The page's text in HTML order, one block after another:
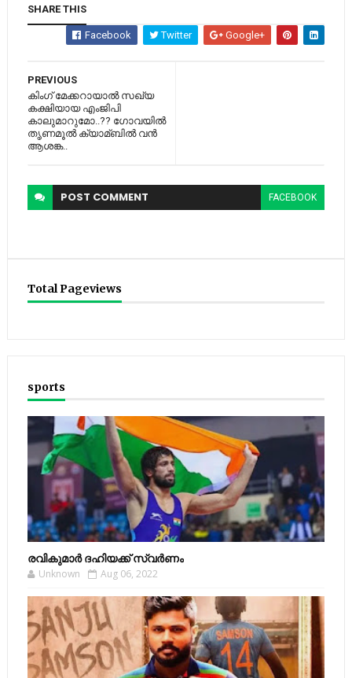
SHARE THIS
Facebook Twitter Google+
PREVIOUS
കിംഗ് മേക്കറായാല്‍ സഖ്യ
കക്ഷിയായ എംജിപി
കാലുമാറുമോ..?? ഗോവയില്‍
തൃണമൂല്‍ ക്യാമ്ബില്‍ വൻ
ആശങ്ക..
POST COMMENT FACEBOOK
Total Pageviews
sports
രവികുമാര്‍ ദഹിയക്ക് സ്വര്‍ണം
Unknown Aug 06, 2022